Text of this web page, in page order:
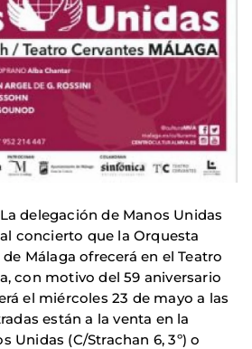
delegación de Manos Unidas
concierto que la Orquesta
Málaga ofrecerá en el Teatro
con motivo del 59 aniversario
el miércoles 23 de mayo a las
están a la venta en la
Unidas (C/Strachan 6, 3º) o